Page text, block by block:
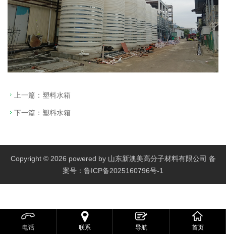
上一篇： 塑料水箱
下一篇： 塑料水箱
Copyright © 2026 powered by 山东新澳美高分子材料有限公司 备
案号： 鲁ICP备2025160796号-1

电话 联系

导航

首页